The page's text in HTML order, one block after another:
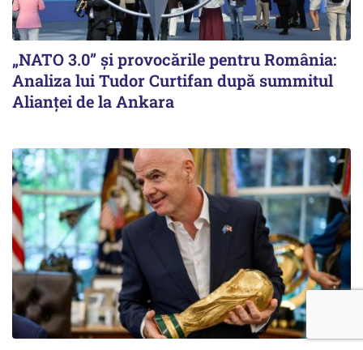
„NATO 3.0” și provocările pentru România:
Analiza lui Tudor Curtifan după summitul
Alianței de la Ankara